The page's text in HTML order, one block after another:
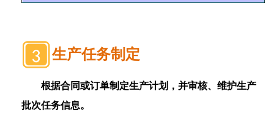
生产任务制定
根据合同或订单制定生产计划，并审核、维护生产
批次任务信息。